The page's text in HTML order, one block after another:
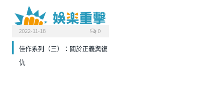
2022-11-18 0
佳作系列（三）：關於正義與復
仇